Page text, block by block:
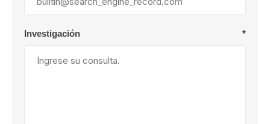
Investigación *